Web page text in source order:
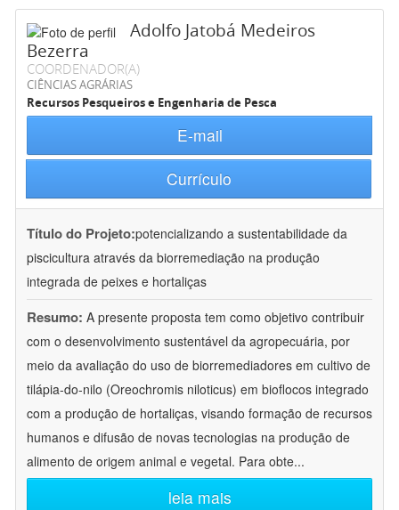
Adolfo Jatobá Medeiros
Bezerra
COORDENADOR(A)
CIÊNCIAS AGRÁRIAS
Recursos Pesqueiros e Engenharia de Pesca
E-mail
Currículo
Título do Projeto:potencializando a sustentabilidade da
piscicultura através da biorremediação na produção
integrada de peixes e hortaliças
Resumo: A presente proposta tem como objetivo contribuir
com o desenvolvimento sustentável da agropecuária, por
meio da avaliação do uso de biorremediadores em cultivo de
tilápia-do-nilo (Oreochromis niloticus) em bioflocos integrado
com a produção de hortaliças, visando formação de recursos
humanos e difusão de novas tecnologias na produção de
alimento de origem animal e vegetal. Para obte...
leia mais